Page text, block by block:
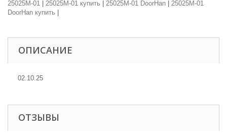
25025M-01 25025M-01 купить 25025M-01 DoorHan
25025M-01
DoorHan купить
ОПИСАНИЕ
02.10.25
ОТЗЫВЫ